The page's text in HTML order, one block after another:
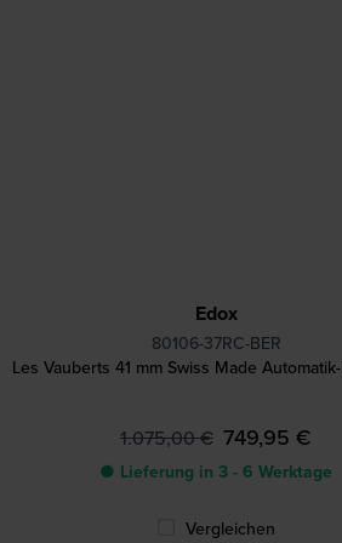
Edox
80106-37RC-BER
Les Vauberts 41 mm Swiss Made
1.075,00 € 749,95 €
● Lieferung in 3 - 6 Werktage
Vergleichen